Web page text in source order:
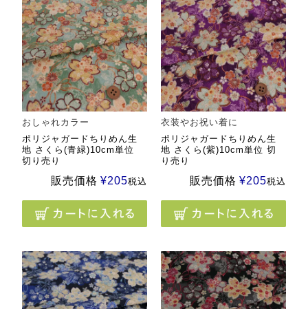
おしゃれカラー
ポリジャガードちりめん生
地 さくら(青緑)10cm単位
切り売り
販売価格 ¥205税込
衣装やお祝い着に
ポリジャガードちりめん生
地 さくら(紫)10cm単位 切
り売り
販売価格 ¥205税込